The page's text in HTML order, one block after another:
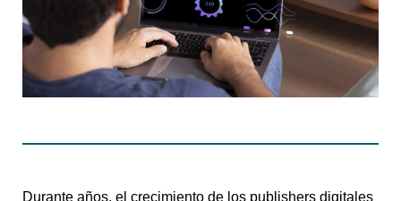
Durante años, el crecimiento de los publishers digitales